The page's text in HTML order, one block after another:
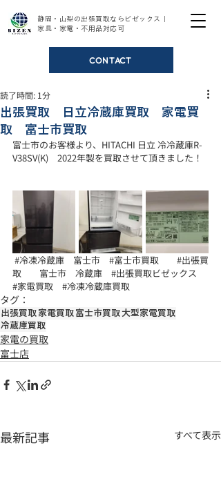
静岡・山梨の出張買取ならビゼックス｜
家具・家電・不用品対応可
CONTACT
出張買取 日立冷蔵庫買取 家電買
取 富士市買取
読了時間: 1分
富士市のお客様より、HITACHI 日立 冷冷蔵庫R-
V38SV(K)　2022年製を買取させて頂きました！
#冷凍冷蔵庫 富士市 #富士市買取
#出張買
取 富士市　冷蔵庫 #出張買取ビゼックス
#家電買取
#冷凍冷蔵庫買取
タグ：
出張買取 家電買取 富士市買取大型家電買取
冷蔵庫買取
家電の買取
富士店
最新記事 すべて表示